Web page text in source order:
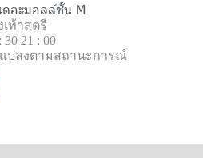
ดอะมอลล์ชั้น M
เท้าสตรี
21 : 00
แปลงตามสถานะการณ์